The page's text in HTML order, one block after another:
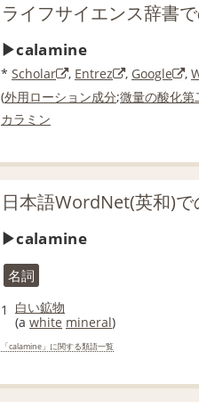
ライフサイエンス辞書
calamine
* Scholar , Entrez , Google ,
(外用ローション成分;微量の酸化第
カラミン
日本語WordNet(英和)
calamine
名詞
1 白い鉱物
(a white mineral)
「calamine」に関する類語一覧